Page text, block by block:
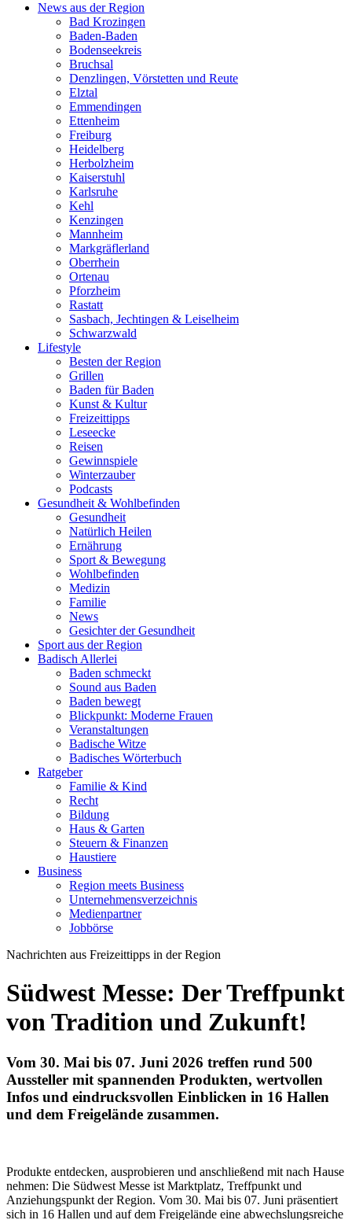
News aus der Region
Bad Krozingen
Baden-Baden
Bodenseekreis
Bruchsal
Denzlingen, Vörstetten und Reute
Elztal
Emmendingen
Ettenheim
Freiburg
Heidelberg
Herbolzheim
Kaiserstuhl
Karlsruhe
Kehl
Kenzingen
Mannheim
Markgräflerland
Oberrhein
Ortenau
Pforzheim
Rastatt
Sasbach, Jechtingen & Leiselheim
Schwarzwald
Lifestyle
Besten der Region
Grillen
Baden für Baden
Kunst & Kultur
Freizeittipps
Leseecke
Reisen
Gewinnspiele
Winterzauber
Podcasts
Gesundheit & Wohlbefinden
Gesundheit
Natürlich Heilen
Ernährung
Sport & Bewegung
Wohlbefinden
Medizin
Familie
News
Gesichter der Gesundheit
Sport aus der Region
Badisch Allerlei
Baden schmeckt
Sound aus Baden
Baden bewegt
Blickpunkt: Moderne Frauen
Veranstaltungen
Badische Witze
Badisches Wörterbuch
Ratgeber
Familie & Kind
Recht
Bildung
Haus & Garten
Steuern & Finanzen
Haustiere
Business
Region meets Business
Unternehmensverzeichnis
Medienpartner
Jobbörse
Nachrichten aus Freizeittipps in der Region
Südwest Messe: Der Treffpunkt
von Tradition und Zukunft!
Vom 30. Mai bis 07. Juni 2026 treffen rund 500
Aussteller mit spannenden Produkten, wertvollen
Infos und eindrucksvollen Einblicken in 16 Hallen
und dem Freigelände zusammen.
Produkte entdecken, ausprobieren und anschließend mit nach Hause
nehmen: Die Südwest Messe ist Marktplatz, Treffpunkt und
Anziehungspunkt der Region. Vom 30. Mai bis 07. Juni präsentiert
sich in 16 Hallen und auf dem Freigelände eine abwechslungsreiche